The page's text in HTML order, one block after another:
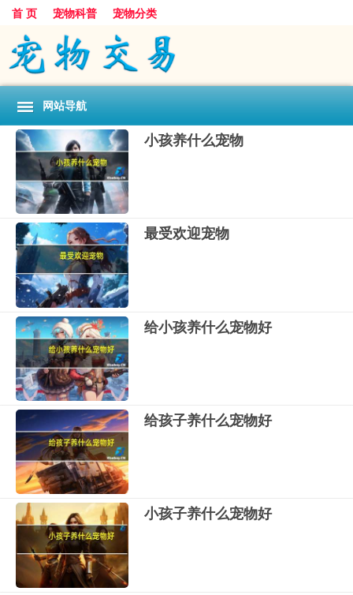
首 页 宠物科普 宠物分类
网站导航
小孩养什么宠物
最受欢迎宠物
给小孩养什么宠物好
给孩子养什么宠物好
小孩子养什么宠物好